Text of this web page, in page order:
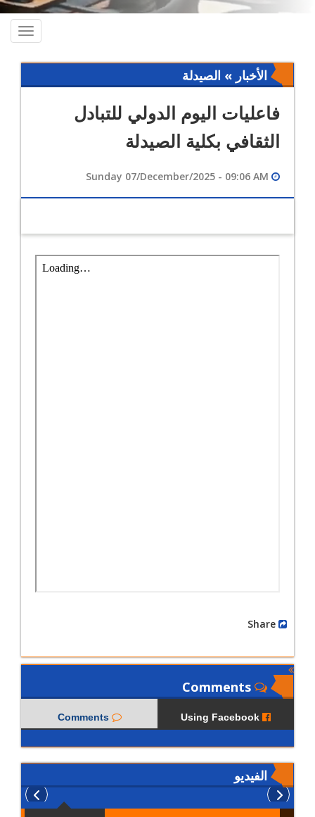
الأخبار » الصيدلة
فاعليات اليوم الدولي للتبادل
الثقافي بكلية الصيدلة
Comments
الفيديو